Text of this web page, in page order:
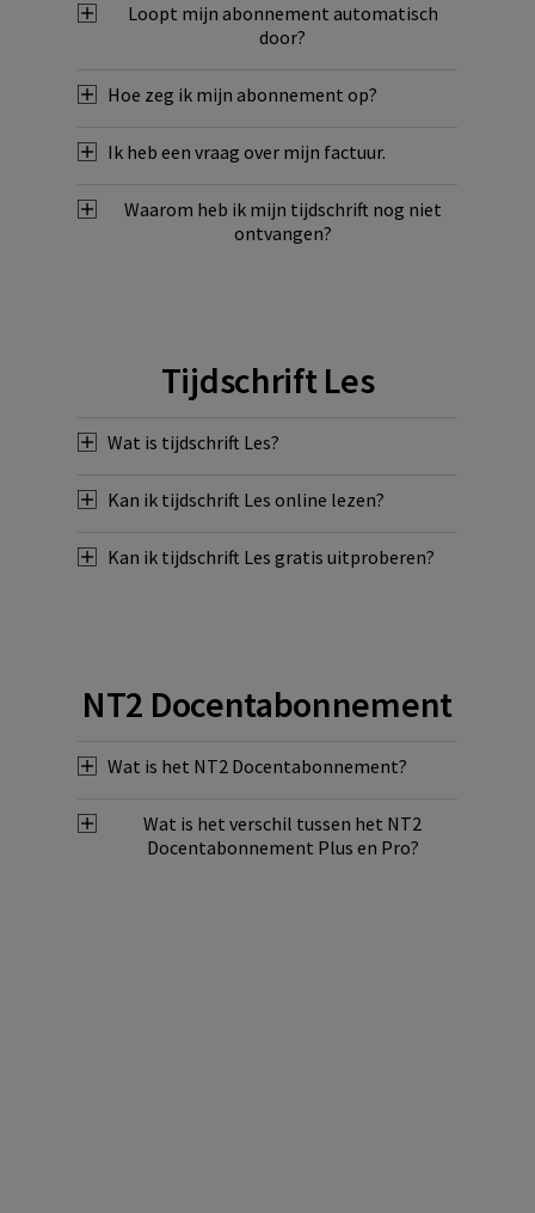
Loopt mijn abonnement automatisch
door?
Hoe zeg ik mijn abonnement op?
Ik heb een vraag over mijn factuur.
Waarom heb ik mijn tijdschrift nog niet
ontvangen?
Tijdschrift Les
Wat is tijdschrift Les?
Kan ik tijdschrift Les online lezen?
Kan ik tijdschrift Les gratis uitproberen?
NT2 Docentabonnement
Wat is het NT2 Docentabonnement?
Wat is het verschil tussen het NT2
Docentabonnement Plus en Pro?